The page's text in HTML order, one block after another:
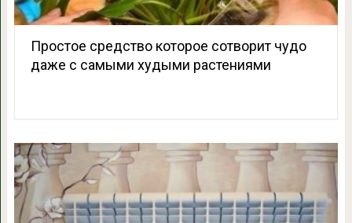
Простое средство которое сотворит чудо
даже с самыми худыми растениями